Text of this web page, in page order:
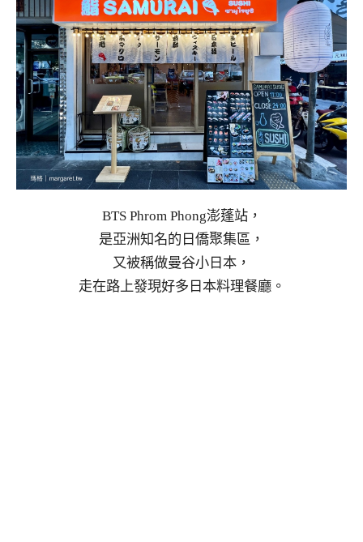
BTS Phrom Phong澎蓬站，
是亞洲知名的日僑聚集區，
又被稱做曼谷小日本，
走在路上發現好多日本料理餐廳。